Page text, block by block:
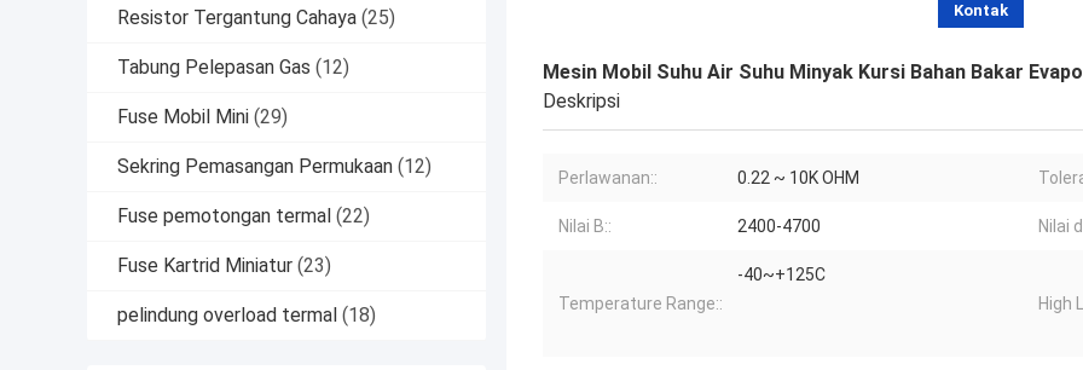
Resistor Tergantung Cahaya (25)
Tabung Pelepasan Gas (12)
Fuse Mobil Mini (29)
Sekring Pemasangan Permukaan (12)
Fuse pemotongan termal (22)
Fuse Kartrid Miniatur (23)
pelindung overload termal (18)
Kontak
Mesin Mobil Suhu Air Suhu Minyak Kursi Bahan Bakar
Deskripsi
Perlawanan:: 0.22 ~ 10K OHM
Nilai B:: 2400-4700 Nilai
Temperature Range::
-40~+125C
High